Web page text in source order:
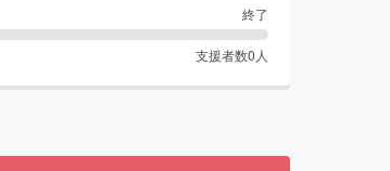
終了
支援者数0 人